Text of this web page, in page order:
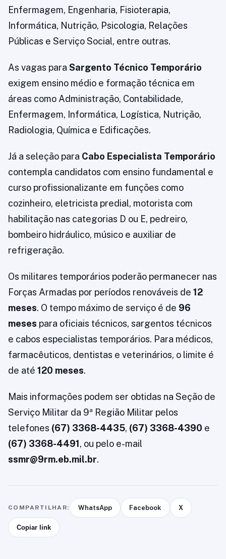
Enfermagem, Engenharia, Fisioterapia,
Informática, Nutrição, Psicologia, Relações
Públicas e Serviço Social, entre outras.
As vagas para Sargento Técnico Temporário
exigem ensino médio e formação técnica em
áreas como Administração, Contabilidade,
Enfermagem, Informática, Logística, Nutrição,
Radiologia, Química e Edificações.
Já a seleção para Cabo Especialista Temporário
contempla candidatos com ensino fundamental e
curso profissionalizante em funções como
cozinheiro, eletricista predial, motorista com
habilitação nas categorias D ou E, pedreiro,
bombeiro hidráulico, músico e auxiliar de
refrigeração.
Os militares temporários poderão permanecer nas
Forças Armadas por períodos renováveis de 12
meses. O tempo máximo de serviço é de 96
meses para oficiais técnicos, sargentos técnicos
e cabos especialistas temporários. Para médicos,
farmacêuticos, dentistas e veterinários, o limite é
de até 120 meses.
Mais informações podem ser obtidas na Seção de
Serviço Militar da 9ª Região Militar pelos
telefones (67) 3368-4435, (67) 3368-4390 e
(67) 3368-4491 , ou pelo e-mail
ssmr@9rm.eb.mil.br.
COMPARTILHAR: WhatsApp Facebook X
Copiar link